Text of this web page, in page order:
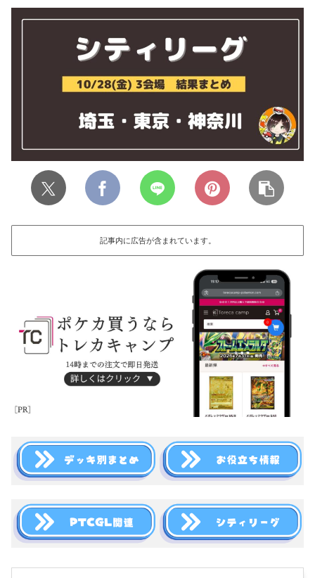
記事内に広告が含まれています。